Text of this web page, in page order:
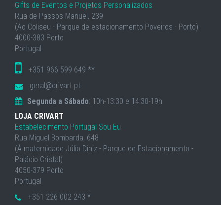
Gifts de Eventos e Projetos Personalizados
Rua de Passos Manuel, 239
(Ao Coliseu - Parque de estacionamento Poveiros - Porto)
4000-383 Porto
Portugal
+351 966 599 649 **
geral@crivart.pt
Segunda a Sábado: 10h-13:30 e 14:30-19h
LOJA CRIVART
Estabelecimento Portugal Sou Eu
Rua Miguel Bombarda, 648
(À maternidade Júlio Diniz - Parque de Estacionamento -
Palácio Cristal)
4050-379 Porto
Portugal
+351 226 002 243 *